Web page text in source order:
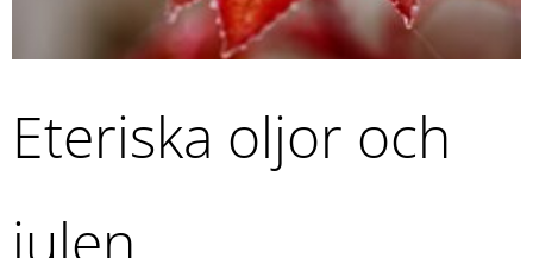
Eteriska oljor och
julen